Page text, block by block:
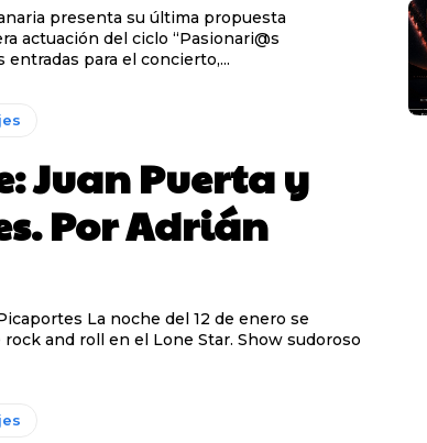
presenta su última propuesta
actuación del ciclo “Pasionari@s
2018 Las entradas para el concierto,...
Juan Puerta y
Por Adrián
12 de enero se
and roll en el Lone Star. Show sudoroso